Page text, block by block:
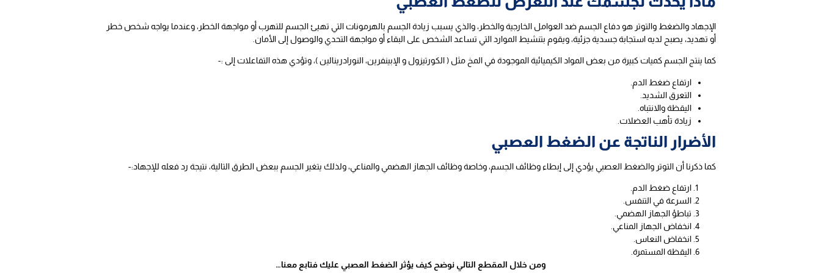
الإجهاد والضغط والتوتر هو دفاع الجسم ضد العوامل الخارجية والخطر، والذي يسبب زيادة الجسم بالهرمونات التي تهيئ الجسم للتهرب أو مواجهة الخطر، وعندما يواجه شخص خطر
أو تهديد، يصبح لديه استجابة جسدية جزئية، ويقوم بتنشيط الموارد التي تساعد الشخص على البقاء أو مواجهة التحدي والوصول إلى الأمان.
كما ينتج الجسم كميات كبيرة من بعض المواد الكيميائية الموجودة في المخ مثل ( الكورتيزول و الإبينفرين، النورادرينالين )، وتؤدي هذه التفاعلات إلى :-
ارتفاع ضغط الدم.
التعرق الشديد.
اليقظة والانتباه.
زيادة تأهب العضلات.
الأضرار الناتجة عن الضغط العصبي
كما ذكرنا أن التوتر والضغط العصبي يؤدي إلى إبطاء وظائف الجسم، وخاصة وظائف الجهاز الهضمي والمناعي، ولذلك يتغير الجسم ببعض الطرق التالية، نتيجة رد فعله للإجهاد:-
ارتفاع ضغط الدم.
السرعة في التنفس.
تباطؤ الجهاز الهضمي.
انخفاض الجهاز المناعي.
انخفاض النعاس.
اليقظة المستمرة.
ومن خلال المقطع التالي نوضح كيف يؤثر الضغط العصبي عليك فتابع معنا…